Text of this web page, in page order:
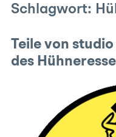
Schlagwort:
Teile von
des